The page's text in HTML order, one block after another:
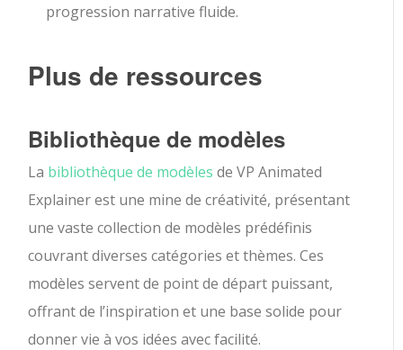
progression narrative fluide.
Plus de ressources
Bibliothèque de modèles
La bibliothèque de modèles de VP Animated
Explainer est une mine de créativité, présentant
une vaste collection de modèles prédéfinis
couvrant diverses catégories et thèmes. Ces
modèles servent de point de départ puissant,
offrant de l’inspiration et une base solide pour
donner vie à vos idées avec facilité.